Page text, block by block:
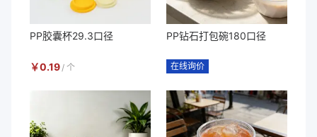
PP胶囊杯29.3口径
￥0.19 / 个
PP钻石打包碗180口径
在线询价